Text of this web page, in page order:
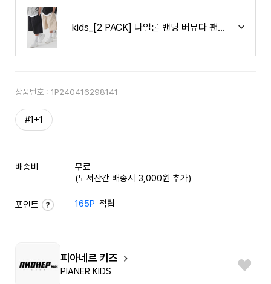
kids_[2 PACK] 나일론 밴딩 버뮤다 팬츠 (3color)
상품번호 : 1P240416298141
#1+1
배송비
무료
(도서산간 배송시 3,000원 추가)
포인트 165P 적립
피아네르 키즈
PIANER KIDS